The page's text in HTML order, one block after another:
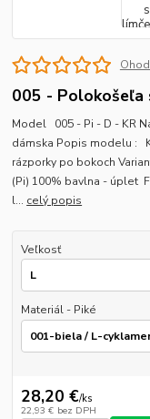
005 - Polokošeľa
Model 005 - Pi - D - KR
dámska Popis modelu :
rázporky po bokoch
(Pi) 100% bavlna - úplet
l... celý popis
Veľkosť
Materiál - Piké
28,20 €/ks
22,93 € bez DPH